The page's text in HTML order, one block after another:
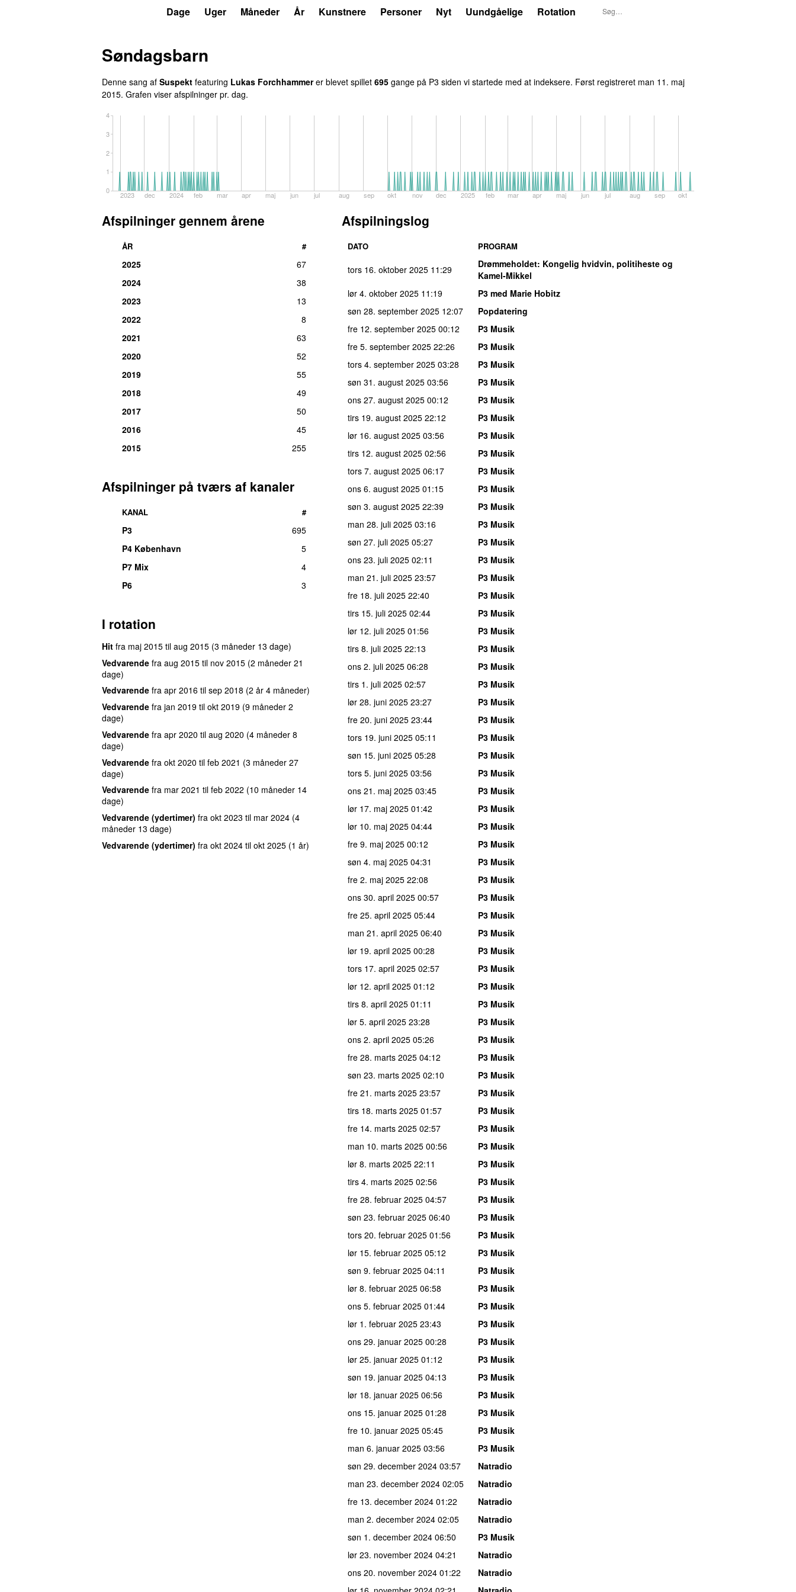
Dage Uger Måneder År Kunstnere Personer Nyt Uundgåelige Rotation
Søndagsbarn
Denne sang af Suspekt featuring Lukas Forchhammerer blevet spillet 695 gange på P3 siden vi startede med at indeksere. Først registreret man 11. maj
2015. Grafen viser afspilninger pr. dag.
2023 dec 2024 feb mar apr maj jun jul aug sep okt nov dec 2025 feb mar apr maj jun jul aug sep okt
0
1
2
3
4
Afspilninger gennem årene
ÅR #
2025
67
2024
38
2023
13
2022
8
2021
63
2020
52
2019
55
2018
49
2017
50
2016
45
2015
255
Afspilninger på tværs af kanaler
KANAL #
P3
695
P4 København
5
P7 Mix
4
P6
3
I rotation
Hit fra maj 2015 til aug 2015 (3 måneder 13 dage)
Vedvarende fra aug 2015 til nov 2015 (2 måneder 21
dage)
Vedvarende fra apr 2016 til sep 2018 (2 år 4 måneder)
Vedvarende fra jan 2019 til okt 2019 (9 måneder 2
dage)
Vedvarende fra apr 2020 til aug 2020 (4 måneder 8
dage)
Vedvarende fra okt 2020 til feb 2021 (3 måneder 27
dage)
Vedvarende fra mar 2021 til feb 2022 (10 måneder 14
dage)
Vedvarende (ydertimer) fra okt 2023 til mar 2024 (4
måneder 13 dage)
Vedvarende (ydertimer) fra okt 2024 til okt 2025 (1 år)
Afspilningslog
DATO PROGRAM
tors 16. oktober 2025 11:29 Drømmeholdet: Kongelig hvidvin, politiheste og
Kamel-Mikkel
lør 4. oktober 2025 11:19
P3 med Marie Hobitz
søn 28. september 2025 12:07
Popdatering
fre 12. september 2025 00:12
P3 Musik
fre 5. september 2025 22:26
P3 Musik
tors 4. september 2025 03:28
P3 Musik
søn 31. august 2025 03:56
P3 Musik
ons 27. august 2025 00:12
P3 Musik
tirs 19. august 2025 22:12
P3 Musik
lør 16. august 2025 03:56
P3 Musik
tirs 12. august 2025 02:56
P3 Musik
tors 7. august 2025 06:17
P3 Musik
ons 6. august 2025 01:15
P3 Musik
søn 3. august 2025 22:39
P3 Musik
man 28. juli 2025 03:16
P3 Musik
søn 27. juli 2025 05:27
P3 Musik
ons 23. juli 2025 02:11
P3 Musik
man 21. juli 2025 23:57
P3 Musik
fre 18. juli 2025 22:40
P3 Musik
tirs 15. juli 2025 02:44
P3 Musik
lør 12. juli 2025 01:56
P3 Musik
tirs 8. juli 2025 22:13
P3 Musik
ons 2. juli 2025 06:28
P3 Musik
tirs 1. juli 2025 02:57
P3 Musik
lør 28. juni 2025 23:27
P3 Musik
fre 20. juni 2025 23:44
P3 Musik
tors 19. juni 2025 05:11
P3 Musik
søn 15. juni 2025 05:28
P3 Musik
tors 5. juni 2025 03:56
P3 Musik
ons 21. maj 2025 03:45
P3 Musik
lør 17. maj 2025 01:42
P3 Musik
lør 10. maj 2025 04:44
P3 Musik
fre 9. maj 2025 00:12
P3 Musik
søn 4. maj 2025 04:31
P3 Musik
fre 2. maj 2025 22:08
P3 Musik
ons 30. april 2025 00:57
P3 Musik
fre 25. april 2025 05:44
P3 Musik
man 21. april 2025 06:40
P3 Musik
lør 19. april 2025 00:28
P3 Musik
tors 17. april 2025 02:57
P3 Musik
lør 12. april 2025 01:12
P3 Musik
tirs 8. april 2025 01:11
P3 Musik
lør 5. april 2025 23:28
P3 Musik
ons 2. april 2025 05:26
P3 Musik
fre 28. marts 2025 04:12
P3 Musik
søn 23. marts 2025 02:10
P3 Musik
fre 21. marts 2025 23:57
P3 Musik
tirs 18. marts 2025 01:57
P3 Musik
fre 14. marts 2025 02:57
P3 Musik
man 10. marts 2025 00:56
P3 Musik
lør 8. marts 2025 22:11
P3 Musik
tirs 4. marts 2025 02:56
P3 Musik
fre 28. februar 2025 04:57
P3 Musik
søn 23. februar 2025 06:40
P3 Musik
tors 20. februar 2025 01:56
P3 Musik
lør 15. februar 2025 05:12
P3 Musik
søn 9. februar 2025 04:11
P3 Musik
lør 8. februar 2025 06:58
P3 Musik
ons 5. februar 2025 01:44
P3 Musik
lør 1. februar 2025 23:43
P3 Musik
ons 29. januar 2025 00:28
P3 Musik
lør 25. januar 2025 01:12
P3 Musik
søn 19. januar 2025 04:13
P3 Musik
lør 18. januar 2025 06:56
P3 Musik
ons 15. januar 2025 01:28
P3 Musik
fre 10. januar 2025 05:45
P3 Musik
man 6. januar 2025 03:56
P3 Musik
søn 29. december 2024 03:57
Natradio
man 23. december 2024 02:05
Natradio
fre 13. december 2024 01:22
Natradio
man 2. december 2024 02:05
Natradio
søn 1. december 2024 06:50
P3 Musik
lør 23. november 2024 04:21
Natradio
ons 20. november 2024 01:22
Natradio